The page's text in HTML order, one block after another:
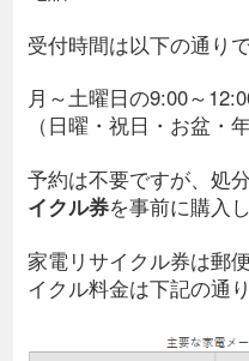
受付時間は以下の通りで
月～土曜日の9:00～
（日曜・祝日・お盆・
予約は不要ですが、処
イクル券を事前に購入
家電リサイクル券は郵
イクル料金は下記の通り